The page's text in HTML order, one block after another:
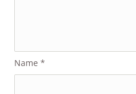
Name*